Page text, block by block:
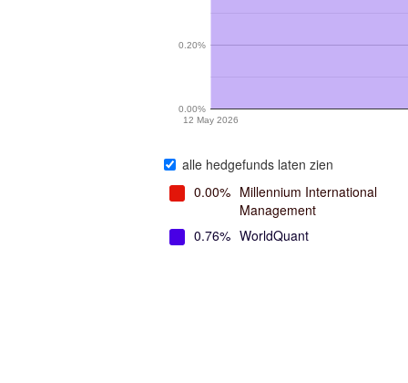
12 May 2026
0.00%
0.20%
alle hedgefunds laten zien
0.00% Millennium International
Management
0.76% WorldQuant